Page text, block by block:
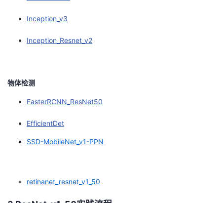
Inception_v3
Inception_Resnet_v2
物体检测
FasterRCNN_ResNet50
EfficientDet
SSD-MobileNet_v1-PPN
retinanet_resnet_v1_50